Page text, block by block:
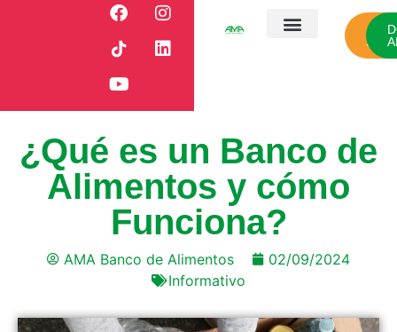
¿Qué es un Banco de
Alimentos y cómo
Funciona?
AMA Banco de Alimentos
02/09/2024
Informativo